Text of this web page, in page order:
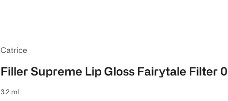
Catrice
Filler Supreme Lip Gloss Fairytale Filter
3.2 ml